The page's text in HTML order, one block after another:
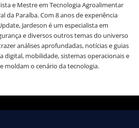
e Mestre em Tecnologia Agroalimentar
da Paraíba. Com 8 anos de experiência
Jardeson é um especialista em
e diversos outros temas do universo
análises aprofundadas, notícias e guias
digital, mobilidade, sistemas operacionais e
moldam o cenário da tecnologia.